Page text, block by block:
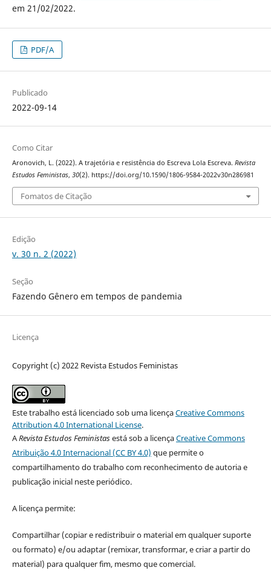
em 21/02/2022.
PDF/A
Publicado
2022-09-14
Como Citar
Aronovich, L. (2022). A trajetória e resistência do Escreva Lola Escreva. Revista
Estudos Feministas, 30(2). https://doi.org/10.1590/1806-9584-2022v30n286981
Fomatos de Citação
Edição
v. 30 n. 2 (2022)
Seção
Fazendo Gênero em tempos de pandemia
Licença
Copyright (c) 2022 Revista Estudos Feministas
Este trabalho está licenciado sob uma licençaCreative Commons
Attribution 4.0 International License.
ARevista Estudos Feministasestá sob a licençaCreative Commons
Atribuição 4.0 Internacional (CC BY 4.0) que permite o
compartilhamento do trabalho com reconhecimento de autoria e
publicação inicial neste periódico.
A licença permite:
Compartilhar (copiar e redistribuir o material em qualquer suporte
ou formato) e/ou adaptar (remixar, transformar, e criar a partir do
material) para qualquer fim, mesmo que comercial.